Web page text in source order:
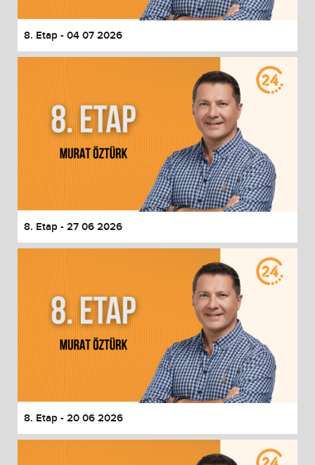
8. Etap - 04 07 2026
8. Etap - 27 06 2026
8. Etap - 20 06 2026